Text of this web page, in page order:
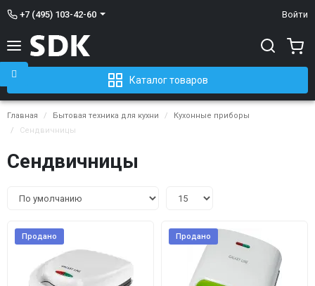
+7 (495) 103-42-60 Войти
Каталог товаров
Главная Бытовая техника для кухни
Кухонные приборы
Сендвичницы
Сендвичницы
Продано Продано